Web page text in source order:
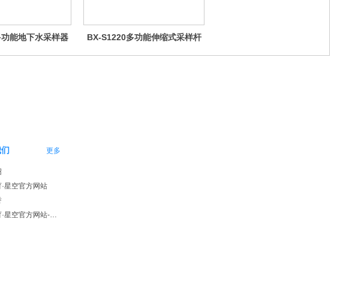
能地下水采样器
BX-S1220多功能伸缩式采样杆
更多
星空官方网站
星空体育·星空官方网站-星空体育（中国）